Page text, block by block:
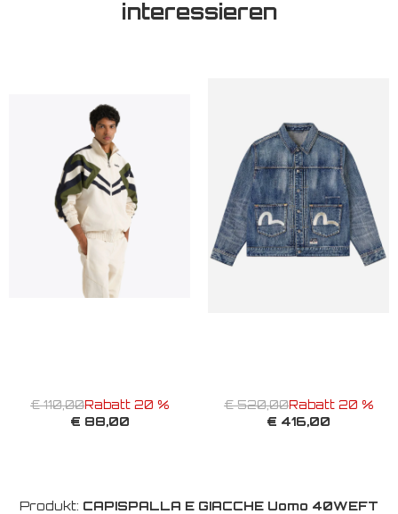
interessieren
€ 110,00Rabatt 20 %
€ 88,00
€ 520,00Rabatt 20 %
€ 416,00
Produkt: CAPISPALLA E GIACCHE Uomo 40WEFT